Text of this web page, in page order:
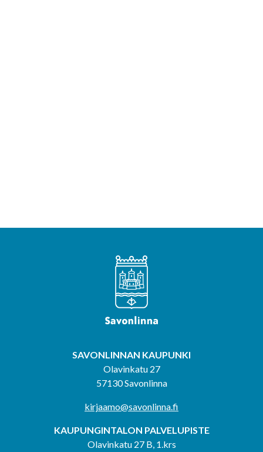
SAVONLINNAN KAUPUNKI
Olavinkatu 27
57130 Savonlinna
kirjaamo@savonlinna.fi
KAUPUNGINTALON PALVELUPISTE
Olavinkatu 27 B, 1.krs